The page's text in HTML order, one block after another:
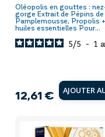
Oléopolis en gouttes :
gorge Extrait de Pépins de
Pamplemousse, Propolis
huiles essentielles Pour...
Prix
12,61 € AJOUTER
5/5 - 1